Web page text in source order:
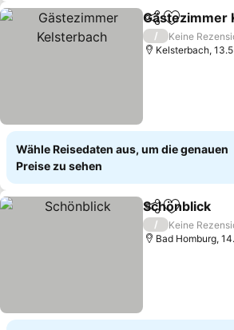
TeilenZu
Gästezimmer
/
Keine
Kelsterbach,
Wähle Reisedaten aus, um die genauen
Preise zu sehen
TeilenZu
Schönblick
/
Keine
Bad Homburg,